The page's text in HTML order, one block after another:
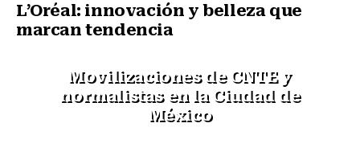
L’Oréal: innovación y belleza que
marcan tendencia
Movilizaciones de CNTE y
normalistas en la Ciudad de
México